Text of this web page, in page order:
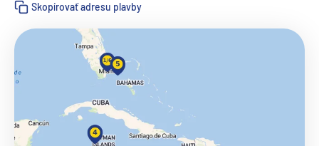
Skopírovať adresu plavby